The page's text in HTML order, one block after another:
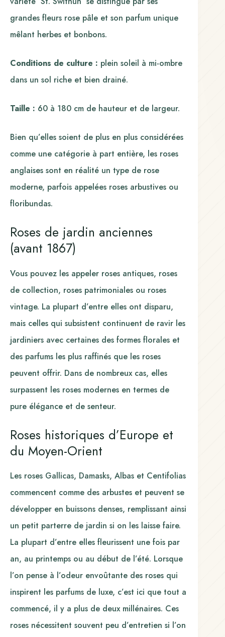
grandes fleurs rose pâle et son parfum unique
mêlant herbes et bonbons.
Conditions de culture : plein soleil à mi-ombre
dans un sol riche et bien drainé.
Taille : 60 à 180 cm de hauteur et de largeur.
Bien qu’elles soient de plus en plus considérées
comme une catégorie à part entière, les roses
anglaises sont en réalité un type de rose
moderne, parfois appelées roses arbustives ou
floribundas.
Roses de jardin anciennes
(avant 1867)
Vous pouvez les appeler roses antiques, roses
de collection, roses patrimoniales ou roses
vintage. La plupart d’entre elles ont disparu,
mais celles qui subsistent continuent de ravir les
jardiniers avec certaines des formes florales et
des parfums les plus raffinés que les roses
peuvent offrir. Dans de nombreux cas, elles
surpassent les roses modernes en termes de
pure élégance et de senteur.
Roses historiques d’Europe et
du Moyen-Orient
Les roses Gallicas, Damasks, Albas et Centifolias
commencent comme des arbustes et peuvent se
développer en buissons denses, remplissant ainsi
un petit parterre de jardin si on les laisse faire.
La plupart d’entre elles fleurissent une fois par
an, au printemps ou au début de l’été. Lorsque
l’on pense à l’odeur envoûtante des roses qui
inspirent les parfums de luxe, c’est ici que tout a
commencé, il y a plus de deux millénaires. Ces
roses nécessitent souvent peu d’entretien si l’on